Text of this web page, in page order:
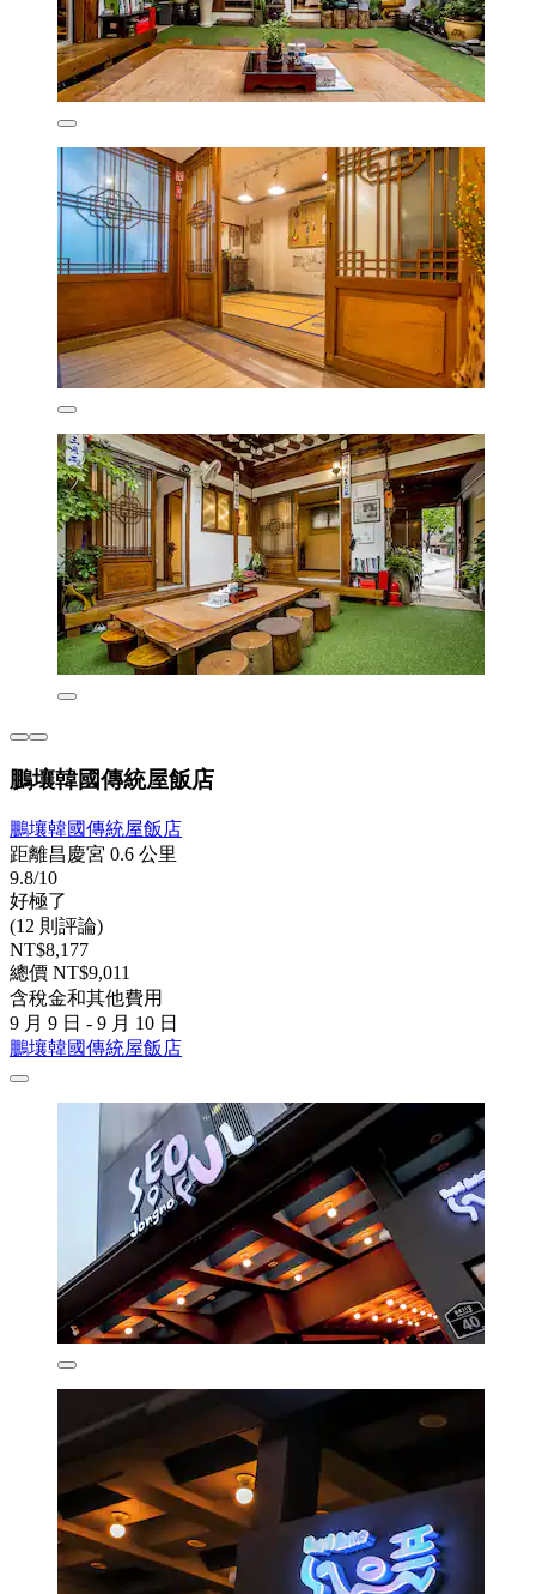
鵬壤韓國傳統屋飯店
鵬壤韓國傳統屋飯店
距離昌慶宮 0.6 公里
9.8/10
好極了
(12 則評論)
NT$8,177
總價 NT$9,011
含稅金和其他費用
9 月 9 日 - 9 月 10 日
鵬壤韓國傳統屋飯店